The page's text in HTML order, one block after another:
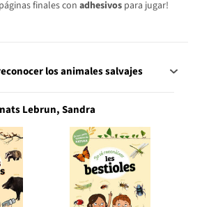
finales con adhesivos para jugar!
los animales salvajes
Lebrun, Sandra